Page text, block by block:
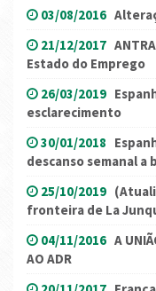
03/08/2016
21/12/2017
Estado do Emprego
26/03/2019
esclarecimento
30/01/2018
descanso semanal a
25/10/2019
fronteira de La
04/11/2016 A
AO ADR